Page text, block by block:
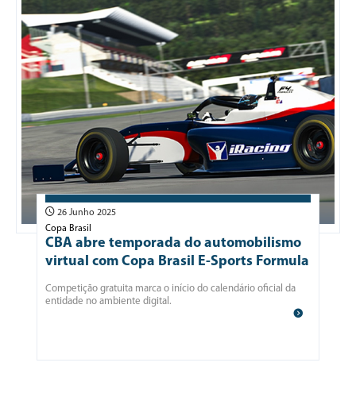
26 Junho 2025
Copa Brasil
CBA abre temporada do automobilismo
virtual com Copa Brasil E-Sports Formula
Competição gratuita marca o início do calendário oficial da
entidade no ambiente digital.